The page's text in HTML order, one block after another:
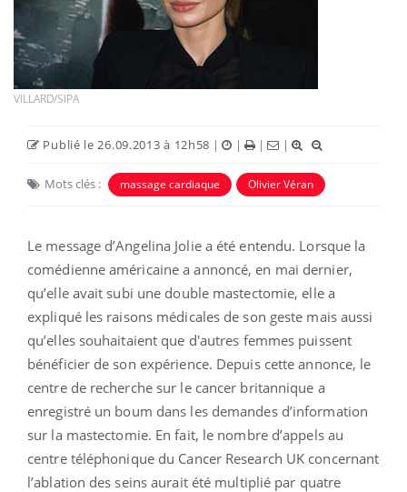
VILLARD/SIPA
Publié le 26.09.2013 à 12h58 | | | |
Mots clés : massage cardiaque Olivier Véran
Le message d’Angelina Jolie a été entendu. Lorsque la
comédienne américaine a annoncé, en mai dernier,
qu’elle avait subi une double mastectomie, elle a
expliqué les raisons médicales de son geste mais aussi
qu’elles souhaitaient que d'autres femmes puissent
bénéficier de son expérience. Depuis cette annonce, le
centre de recherche sur le cancer britannique a
enregistré un boum dans les demandes d’information
sur la mastectomie. En fait, le nombre d’appels au
centre téléphonique du Cancer Research UK concernant
l’ablation des seins aurait été multiplié par quatre